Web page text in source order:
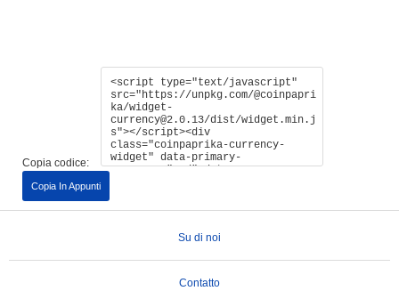
Copia codice:
Copia In Appunti
Su di noi
Contatto